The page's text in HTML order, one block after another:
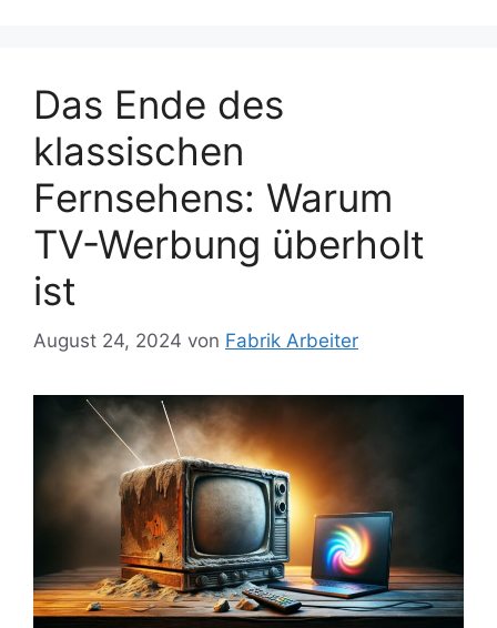
Das Ende des
klassischen
Fernsehens: Warum
TV-Werbung überholt
ist
August 24, 2024 von Fabrik Arbeiter